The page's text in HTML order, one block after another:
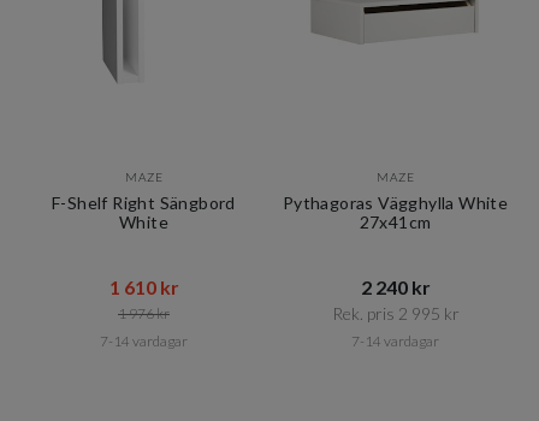
MAZE
F-Shelf Right Sängbord
White
1 610 kr​​
1 976 kr​​
7-14 vardagar
MAZE
Pythagoras Vägghylla White
27x41cm
2 240 kr​​
Rek. pris 2 995 kr​​
7-14 vardagar